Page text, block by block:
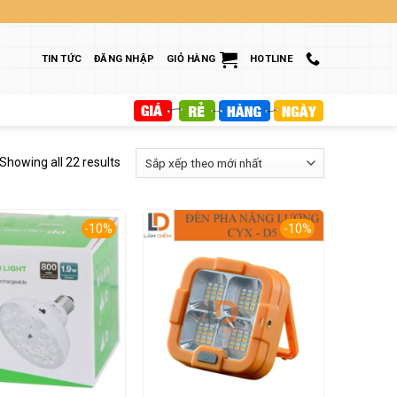
TIN TỨC ĐĂNG NHẬP GIỎ HÀNG HOTLINE
Showing all 22 results
-10% -10%